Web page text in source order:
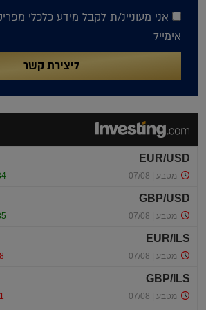
אני מעוניינ/ת לקבל מידע כלכלי
אימייל
ליצירת קשר